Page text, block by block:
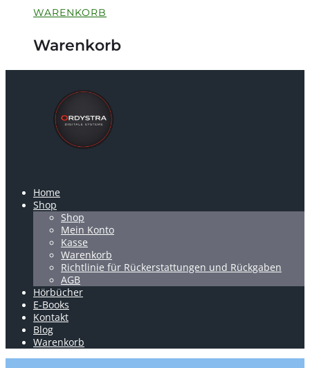
WARENKORB
Warenkorb
Home
Shop
Shop
Mein Konto
Kasse
Warenkorb
Richtlinie für Rückerstattungen und Rückgaben
AGB
Hörbücher
E-Books
Kontakt
Blog
Warenkorb